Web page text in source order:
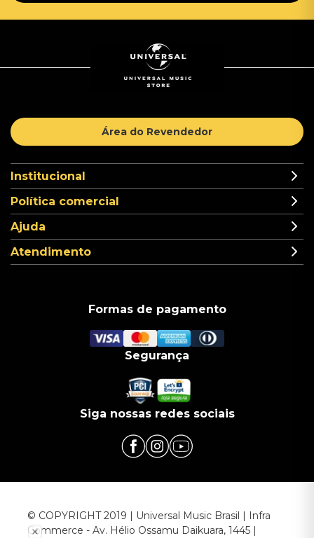
Área do Revendedor
Institucional
Política comercial
Ajuda
Atendimento
Formas de pagamento
Segurança
Siga nossas redes sociais
© COPYRIGHT 2019 | Universal Music Brasil | Infra
Commerce - Av. Hélio Ossamu Daikuara, 1445 |